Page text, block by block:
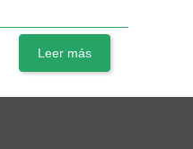
Leer más